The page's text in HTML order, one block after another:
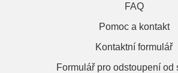
FAQ
Pomoc a kontakt
Kontaktní formulář
Formulář pro odstoupení od